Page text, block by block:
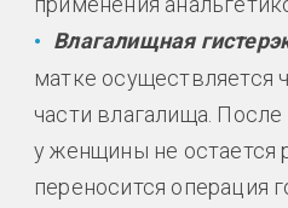
Влагалищная
матке осуществляется
части влагалища.
у женщины не остается
переносится операция